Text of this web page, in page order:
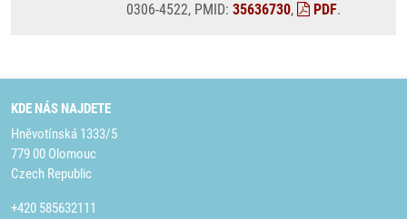
0306-4522, PMID: 35636730, PDF.
KDE NÁS NAJDETE
Hněvotínská 1333/5
779 00 Olomouc
Czech Republic
+420 585632111